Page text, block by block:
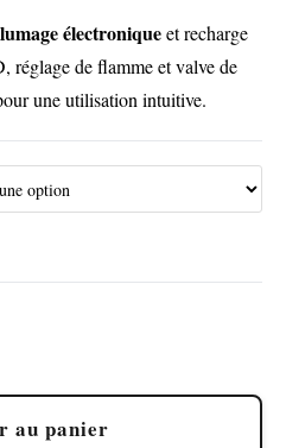
électroniqueet recharge
réglage de flamme et valve de
une utilisation intuitive.
au panier